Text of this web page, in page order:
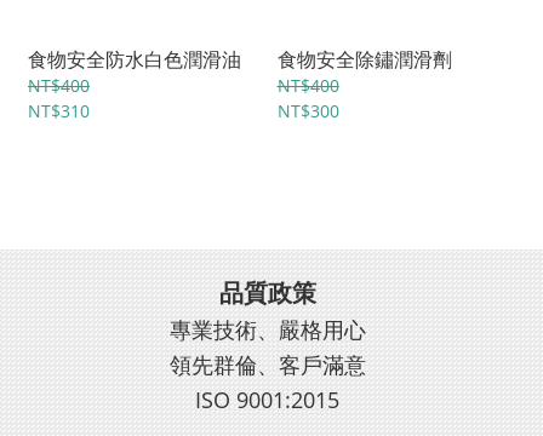
食物安全防水白色潤滑油
NT$400
NT$310
食物安全除鏽潤滑劑
NT$400
NT$300
品質政策
專業技術、嚴格用心
領先群倫、客戶滿意
ISO 9001:2015